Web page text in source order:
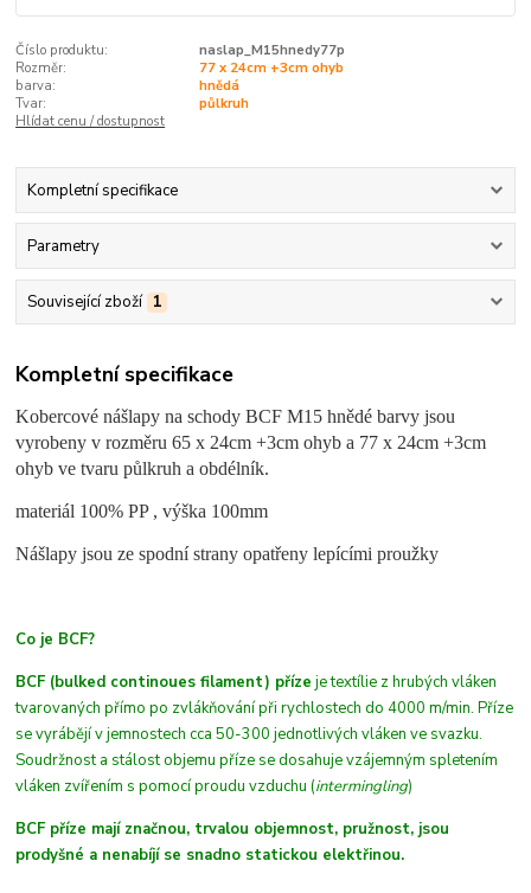
Číslo produktu:
naslap_M15hnedy77p
Rozměr:
77 x 24cm +3cm ohyb
barva:
hnědá
Tvar:
půlkruh
Hlídat cenu / dostupnost
Kompletní specifikace
Parametry
Související zboží 1
Kompletní specifikace
Kobercové nášlapy na schody BCF M15 hnědé barvy jsou
vyrobeny v rozměru 65 x 24cm +3cm ohyb a 77 x 24cm +3cm
ohyb ve tvaru půlkruh a obdélník.
materiál 100% PP , výška 100mm
Nášlapy jsou ze spodní strany opatřeny lepícími proužky
Co je BCF?
BCF (bulked continoues filament) příze je textílie z hrubýchvláken
tvarovaných přímo po zvlákňování při rychlostech do 4000 m/min. Příze
se vyrábějí v jemnostech cca 50-300 jednotlivých vláken ve svazku.
Soudržnost a stálost objemu příze se dosahuje vzájemným spletením
vláken zvířením s pomocí proudu vzduchu (intermingling)
BCF příze mají značnou, trvalou objemnost, pružnost, jsou
prodyšné a nenabíjí se snadno statickou elektřinou.